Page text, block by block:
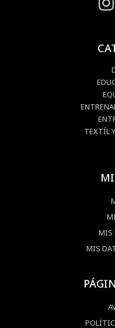
TEXTÍL
MIS
MIS